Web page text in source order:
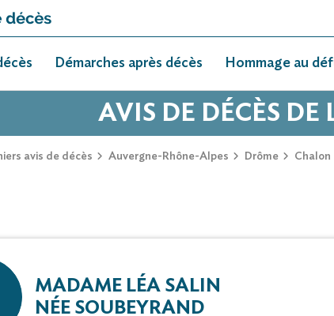
Démarches après décès Hommage au
AVIS DE DÉCÈS
avis de décès Auvergne-Rhône-Alpes Drôme Chalon
MADAME LÉA SALIN
NÉE SOUBEYRAND